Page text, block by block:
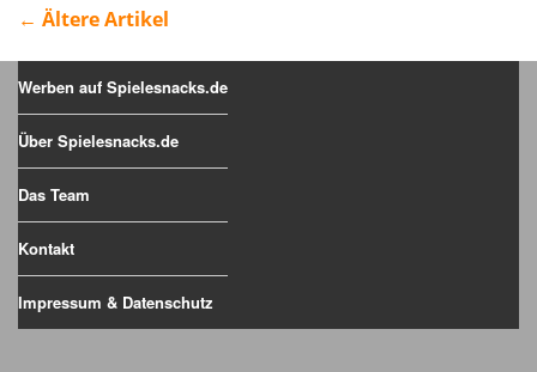
← Ältere Artikel
Werben auf Spielesnacks.de
Über Spielesnacks.de
Das Team
Kontakt
Impressum & Datenschutz